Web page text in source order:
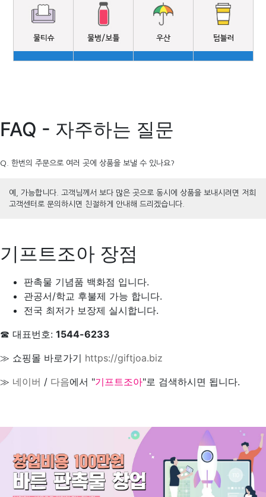
FAQ - 자주하는 질문
Q. 한번의 주문으로 여러 곳에 상품을 보낼 수 있나요?
예, 가능합니다. 고객님께서 보다 많은 곳으로 동시에 상품을 보내시려면 저희
고객센터로 문의하시면 친절하게 안내해 드리겠습니다.
기프트조아 장점
판촉물 기념품 백화점 입니다.
관공서/학교 후불제 가능 합니다.
전국 최저가 보장제 실시합니다.
☎ 대표번호: 1544-6233
≫ 쇼핑몰 바로가기 https://giftjoa.biz
≫ 네이버 / 다음에서 "기프트조아"로 검색하시면 됩니다.